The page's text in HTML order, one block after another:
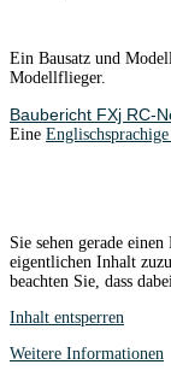
Ein Bausatz und
Modellflieger.
Baubericht FXj RC-
Eine
Sie sehen gerade
eigentlichen Inhalt
beachten Sie, dass
Inhalt entsperren
Weitere Informationen